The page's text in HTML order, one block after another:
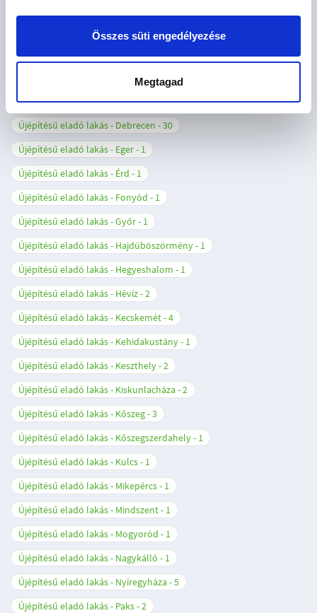
Összes süti engedélyezése
Megtagad
Újépítésű eladó lakás - Budapest XVIII. kerület
Újépítésű eladó lakás - Budapest XXIII. kerület
Újépítésű eladó lakás - Cegléd 3
Újépítésű eladó lakás - Debrecen
30
Újépítésű eladó lakás - Eger
1
Újépítésű eladó lakás - Érd
1
Újépítésű eladó lakás - Fonyód
1
Újépítésű eladó lakás - Győr
1
Újépítésű eladó lakás - Hajdúböszörmény
1
Újépítésű eladó lakás - Hegyeshalom
1
Újépítésű eladó lakás - Hévíz 2
Újépítésű eladó lakás - Kecskemét 4
Újépítésű eladó lakás - Kehidakustány
1
Újépítésű eladó lakás - Keszthely 2
Újépítésű eladó lakás - Kiskunlacháza 2
Újépítésű eladó lakás - Kőszeg 3
Újépítésű eladó lakás - Kőszegszerdahely
1
Újépítésű eladó lakás - Kulcs
1
Újépítésű eladó lakás - Mikepércs
1
Újépítésű eladó lakás - Mindszent
1
Újépítésű eladó lakás - Mogyoród
1
Újépítésű eladó lakás - Nagykálló
1
Újépítésű eladó lakás - Nyíregyháza 5
Újépítésű eladó lakás - Paks 2